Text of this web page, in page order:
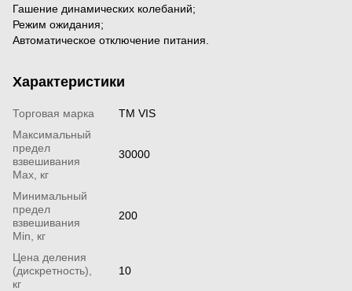
Гашение динамических колебаний;
Режим ожидания;
Автоматическое отключение питания.
Характеристики
Торговая марка
TM VIS
Максимальный
предел
взвешивания
Мах, кг
30000
Минимальный
предел
взвешивания
Min, кг
200
Цена деления
(дискретность),
кг
10